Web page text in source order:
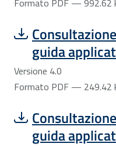
Formato PDF — 992.62
Scarica file:
guida
Formato PDF —
Versione 4.0
Formato PDF — 249.42
Scarica file:
guida
Formato PDF —